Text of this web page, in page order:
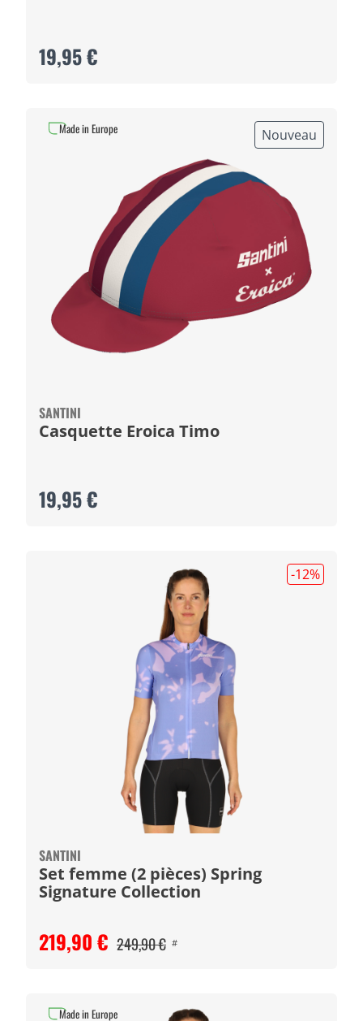
19,95 €
Nouveau
SANTINI
Casquette Eroica Timo
19,95 €
Made in Europe
-12%
SANTINI
Set femme (2 pièces) Spring
Signature Collection
219,90 € 249,90 € #
Made in Europe